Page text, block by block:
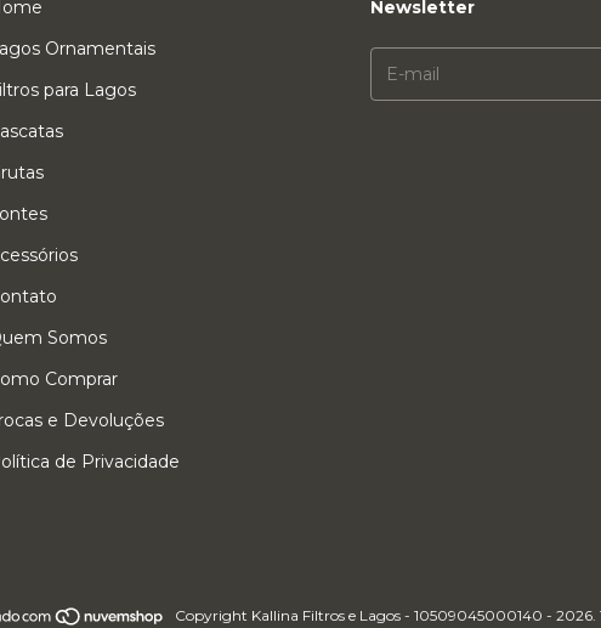
Ornamentais
para Lagos
Somos
Comprar
e Devoluções
de Privacidade
Newsletter
Copyright Kallina Filtros e Lagos - 10509045000140 - 2026.